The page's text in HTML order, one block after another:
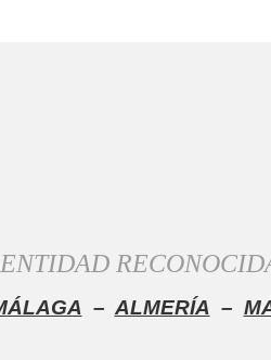
ENTIDAD
–ALMERÍA –